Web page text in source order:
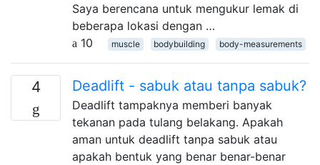
Saya berencana untuk mengukur lemak di
beberapa lokasi dengan …
10
muscle bodybuilding body-measurements
4 Deadlift - sabuk atau tanpa sabuk?
Deadlift tampaknya memberi banyak
tekanan pada tulang belakang. Apakah
aman untuk deadlift tanpa sabuk atau
apakah bentuk yang benar benar-benar